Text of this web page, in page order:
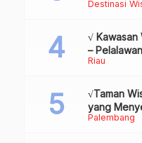
Destinasi
Lombok
Riau
√ Kawasan
–
Tengah
Palembang
√Taman
yang
Palembang